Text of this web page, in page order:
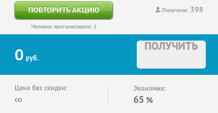
Получили: 398
ПОВТОРИТЬ АКЦИЮ
Человек проголосовало: 1
0 руб.
ПОЛУЧИТЬ
Цена без скидки:
∞
Экономия:
65 %